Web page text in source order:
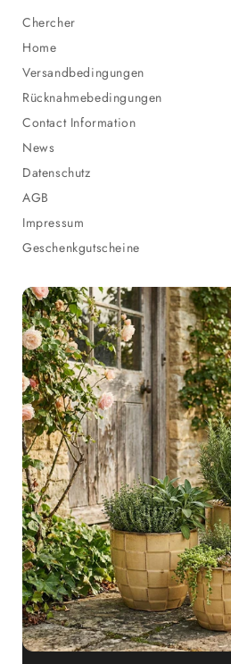
Chercher
Home
Versandbedingungen
Rücknahmebedingungen
Contact Information
News
Datenschutz
AGB
Impressum
Geschenkgutscheine